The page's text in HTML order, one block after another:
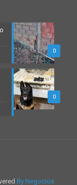
0
0
By Negocios